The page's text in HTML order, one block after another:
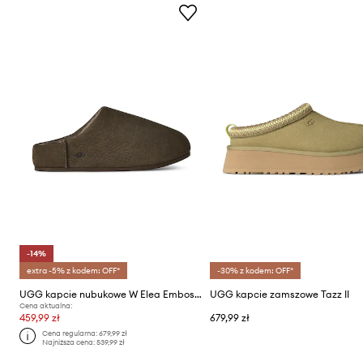
-14%
extra -5% z kodem: OFF*
UGG kapcie nubukowe W Elea Embossed Slip-On
Cena aktualna:
459,99 zł
Cena regularna:679,99 zł
Najniższa cena:539,99 zł
-30% z kodem: OFF*
UGG kapcie zamszowe Tazz II
679,99 zł